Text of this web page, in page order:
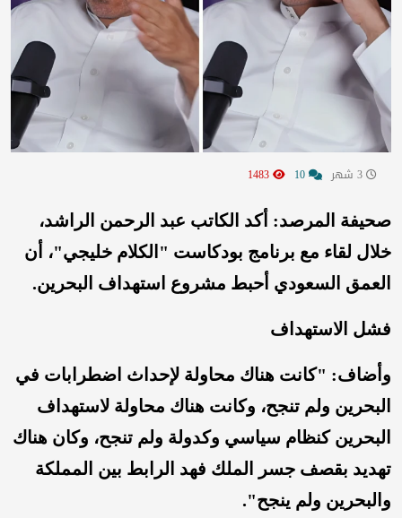
صحيفة المرصد: أكد الكاتب عبد الرحمن الراشد،
خلال لقاء مع برنامج بودكاست "الكلام خليجي"، أن
العمق السعودي أحبط مشروع استهداف البحرين.
فشل الاستهداف
وأضاف: "كانت هناك محاولة لإحداث اضطرابات في
البحرين ولم تنجح، وكانت هناك محاولة لاستهداف
البحرين كنظام سياسي وكدولة ولم تنجح، وكان هناك
تهديد بقصف جسر الملك فهد الرابط بين المملكة
والبحرين ولم ينجح".